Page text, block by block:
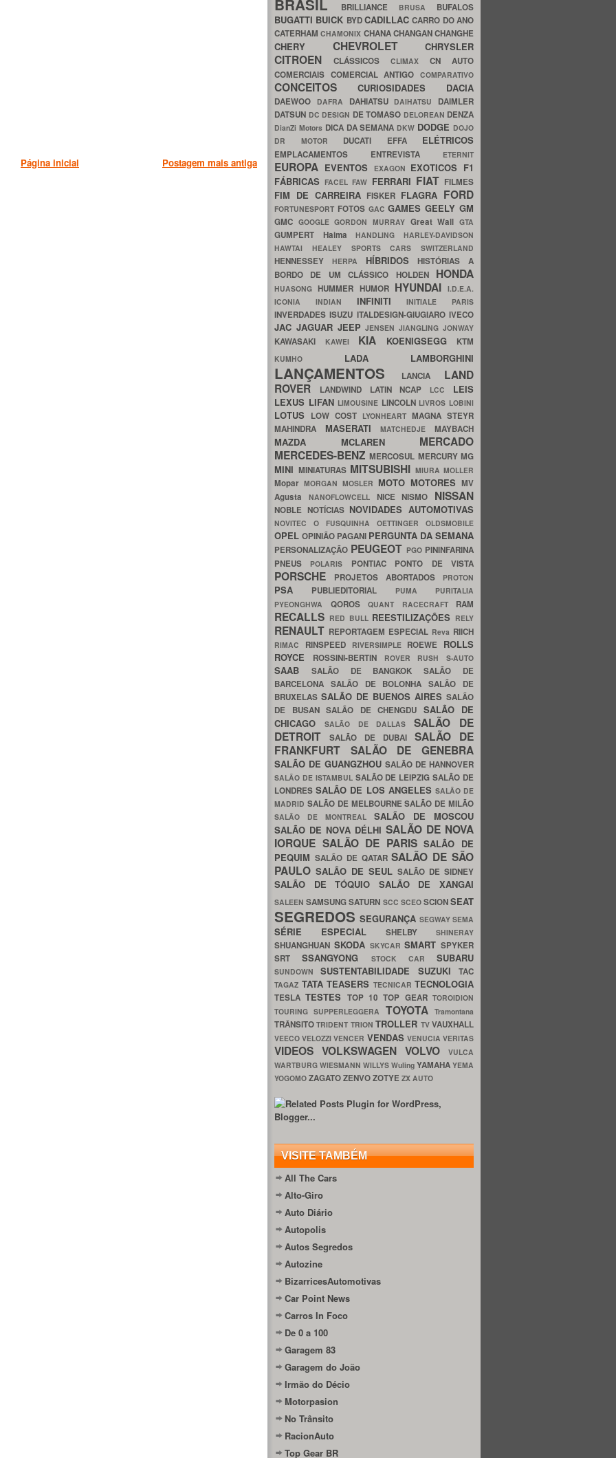
Postagem mais antiga
Página inicial
BRASIL BRILLIANCE BRUSA BUFALOS
BUGATTI BUICK BYDCADILLACCARRO DO ANO
CATERHAMCHAMONIX CHANACHANGANCHANGHE
CHERY CHEVROLET CHRYSLER
CITROEN CLÁSSICOS CLIMAX CN AUTO
COMERCIAIS COMERCIAL ANTIGOCOMPARATIVO
CONCEITOS CURIOSIDADES DACIA
DAEWOO DAFRA DAHIATSU DAIHATSU DAIMLER
DATSUN DC DESIGN DE TOMASO DELOREAN DENZA
DianZi Motors DICA DA SEMANA DKW DODGE DOJO
DR MOTOR DUCATI EFFA ELÉTRICOS
EMPLACAMENTOS ENTREVISTA ETERNIT
EUROPA EVENTOS EXAGON EXOTICOS F1
FÁBRICASFACELFAW FERRARI FIAT FILMES
FIM DE CARREIRA FISKER FLAGRA FORD
FORTUNESPORT FOTOS GACGAMESGEELYGM
GMC GOOGLEGORDON MURRAY Great WallGTA
GUMPERT HaimaHANDLINGHARLEY-DAVIDSON
HAWTAI HEALEY SPORTS CARS SWITZERLAND
HENNESSEY HERPA HÍBRIDOSHISTÓRIAS A
BORDO DE UM CLÁSSICO HOLDEN HONDA
HUASONGHUMMER HUMOR HYUNDAI I.D.E.A.
ICONIA INDIAN INFINITIINITIALE PARIS
INVERDADESISUZU ITALDESIGN-GIUGIAROIVECO
JAC JAGUAR JEEPJENSENJIANGLINGJONWAY
KAWASAKI KAWEI KIA KOENIGSEGG KTM
KUMHO LADA LAMBORGHINI
LANÇAMENTOS LANCIA LAND
ROVER
LANDWIND LATIN NCAP LCC LEIS
LEXUS LIFAN LIMOUSINE LINCOLN LIVROS LOBINI
LOTUS LOW COST LYONHEART MAGNA STEYR
MAHINDRA MASERATIMATCHEDJEMAYBACH
MAZDA MCLAREN MERCADO
MERCEDES-BENZMERCOSUL MERCURYMG
MINI MINIATURAS MITSUBISHI MIURA MOLLER
Mopar MORGAN MOSLER MOTO MOTORES MV
Agusta NANOFLOWCELL NICENISMO NISSAN
NOBLE NOTÍCIAS NOVIDADES AUTOMOTIVAS
NOVITEC O FUSQUINHA OETTINGER OLDSMOBILE
OPEL OPINIÃO PAGANI PERGUNTA DA SEMANA
PERSONALIZAÇÃO PEUGEOT PGO PININFARINA
PNEUS
POLARIS PONTIAC PONTO DE VISTA
PORSCHE PROJETOS ABORTADOS PROTON
PSA PUBLIEDITORIAL PUMA PURITALIA
PYEONGHWA QOROS QUANT RACECRAFT RAM
RECALLS RED BULL REESTILIZAÇÕES RELY
RENAULT REPORTAGEM ESPECIAL Reva RIICH
RIMAC RINSPEED RIVERSIMPLE ROEWE ROLLS
ROYCE
ROSSINI-BERTIN ROVER RUSH S-AUTO
SAAB SALÃO DE BANGKOKSALÃO DE
BARCELONA SALÃO DE BOLONHASALÃO DE
BRUXELAS SALÃO DE BUENOS AIRES SALÃO
DE BUSAN SALÃO DE CHENGDU SALÃO DE
CHICAGO
SALÃO DE DALLASSALÃO DE
DETROIT
SALÃO DE DUBAI SALÃO DE
FRANKFURT SALÃO DE GENEBRA
SALÃO DE GUANGZHOU SALÃO DE HANNOVER
SALÃO DE ISTAMBUL SALÃO DE LEIPZIGSALÃO DE
LONDRESSALÃO DE LOS ANGELES SALÃO DE
MADRID SALÃO DE MELBOURNESALÃO DE MILÃO
SALÃO DE MONTREAL SALÃO DE MOSCOU
SALÃO DE NOVA DÉLHI SALÃO DE NOVA
IORQUE SALÃO DE PARISSALÃO DE
PEQUIM SALÃO DE QATARSALÃO DE SÃO
PAULO SALÃO DE SEUL SALÃO DE SIDNEY
SALÃO DE TÓQUIO SALÃO DE XANGAI
SALEENSAMSUNGSATURN SCC SCEO SCIONSEAT
SEGREDOSSEGURANÇA SEGWAYSEMA
SÉRIE ESPECIAL SHELBY SHINERAY
SHUANGHUAN SKODA SKYCARSMART SPYKER
SRTSSANGYONG STOCK CAR SUBARU
SUNDOWNSUSTENTABILIDADE SUZUKITAC
TAGAZ TATA TEASERS TECNICAR TECNOLOGIA
TESLATESTES TOP 10TOP GEARTOROIDION
TOURING SUPPERLEGGERA TOYOTATramontana
TRÂNSITOTRIDENT TRIONTROLLER TVVAUXHALL
VEECOVELOZZIVENCER VENDAS VENUCIAVERITAS
VIDEOS VOLKSWAGEN VOLVO
VULCA
WARTBURG WIESMANN WILLYS Wuling YAMAHA YEMA
YOGOMO ZAGATOZENVOZOTYE ZX AUTO
VISITE TAMBÉM
All The Cars
Alto-Giro
Auto Diário
Autopolis
Autos Segredos
Autozine
BizarricesAutomotivas
Car Point News
Carros In Foco
De 0 a 100
Garagem 83
Garagem do João
Irmão do Décio
Motorpasion
No Trânsito
RacionAuto
Top Gear BR